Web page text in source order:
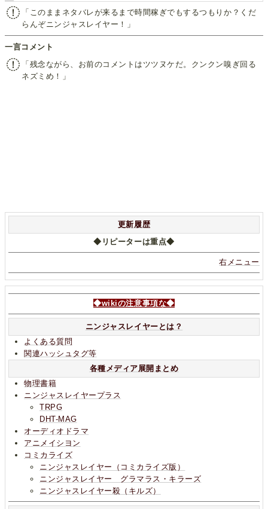
「このままネタバレが来るまで時間稼ぎでもするつもりか？くだ
らんぞニンジャスレイヤー！」
一言コメント
「残念ながら、お前のコメントはツツヌケだ。クンクン嗅ぎ回る
ネズミめ！」
更新履歴
◆リピーターは重点◆
右メニュー
◆wikiの注意事項な◆
ニンジャスレイヤーとは？
よくある質問
関連ハッシュタグ等
各種メディア展開まとめ
物理書籍
ニンジャスレイヤープラス
TRPG
DHT-MAG
オーディオドラマ
アニメイシヨン
コミカライズ
ニンジャスレイヤー（コミカライズ版）
ニンジャスレイヤー グラマラス・キラーズ
ニンジャスレイヤー殺（キルズ）